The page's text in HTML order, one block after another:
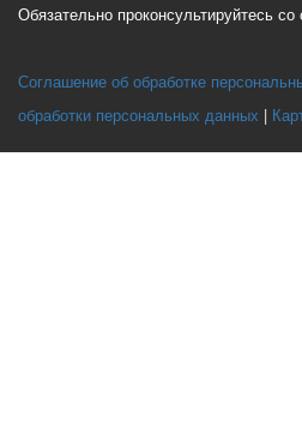
Обязательно проконсультируйтесь
Соглашение об обработке
обработки персональных данных